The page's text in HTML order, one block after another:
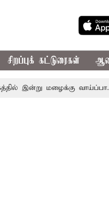
சிறப்புக் கட்டுரைகள்
இன்று மழைக்கு வாய்ப்பா..?